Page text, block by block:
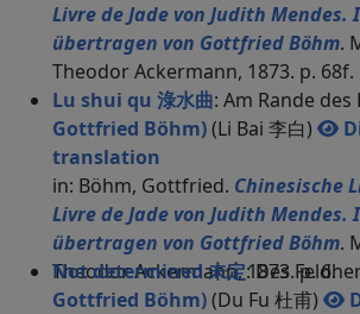
Livre de Jade von Judith Mendes.
übertragen von Gottfried Böhm.
Theodor Ackermann, 1873. p. 68f.
Lu shui qu 淥水曲: Am Rande
Gottfried Böhm)(Li Bai 李白)
translation
in: Böhm, Gottfried. Chinesische
Livre de Jade von Judith Mendes.
übertragen von Gottfried Böhm.
Theodor Ackermann, 1873. p. 6.
Not determined 未定: Des
Gottfried Böhm)(Du Fu 杜甫)